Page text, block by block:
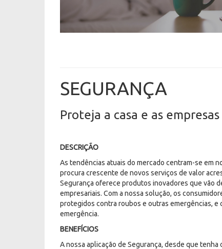
SEGURANÇA
Proteja a casa e as
DESCRIÇÃO
As tendências atuais do mercado centram-se em
procura crescente de novos serviços de valor
Segurança oferece produtos inovadores que vão
empresariais. Com a nossa solução, os
protegidos contra roubos e outras emergências,
emergência.
BENEFÍCIOS
A nossa aplicação de Segurança, desde que